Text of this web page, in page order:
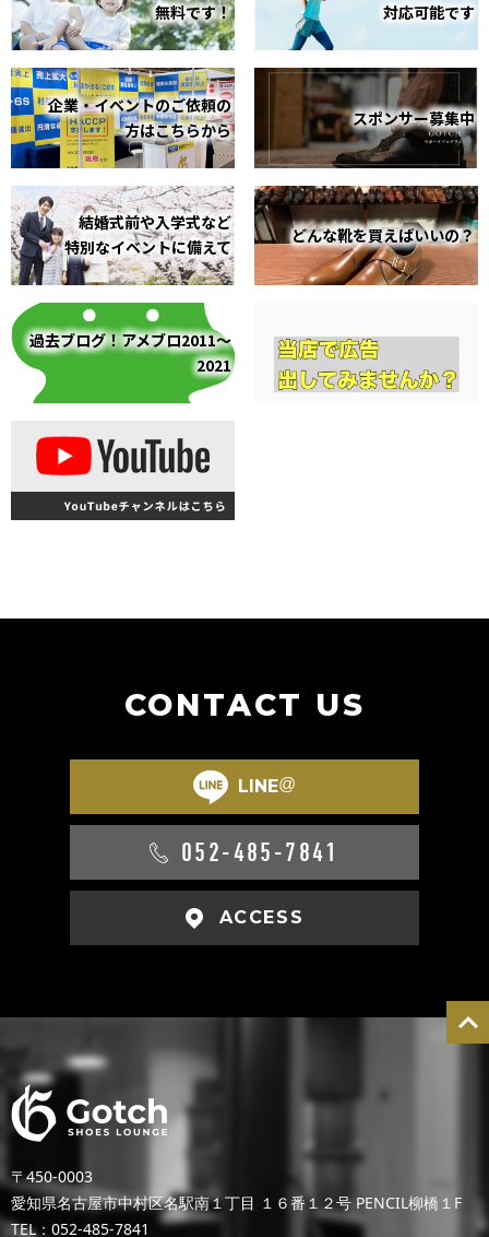
無料です！
対応可能です
企業・イベントのご依頼の
方はこちらから
スポンサー募集中
結婚式前や入学式など
特別なイベントに備えて
どんな靴を買えばいいの？
過去ブログ！アメブロ2011～
2021
CONTACT US
LINE@
052-485-7841
ACCESS
〒450-0003
愛知県名古屋市中村区名駅南１丁目 １６番１２号 PENCIL柳橋１F
TEL：052-485-7841